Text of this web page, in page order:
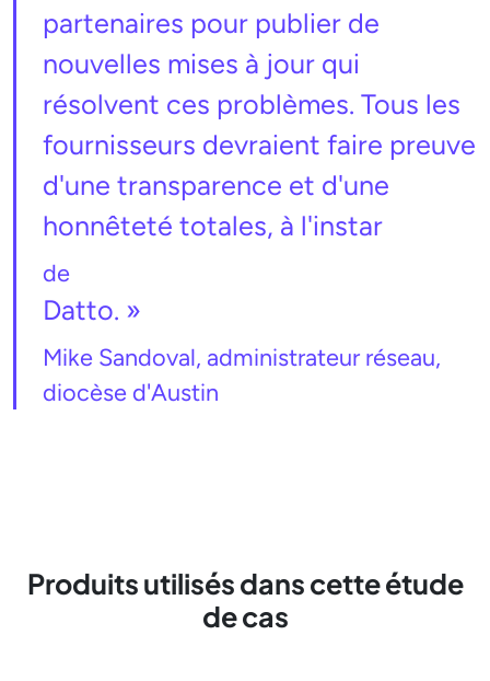
partenaires pour publier de
nouvelles mises à jour qui
résolvent ces problèmes. Tous les
fournisseurs devraient faire preuve
d'une transparence et d'une
honnêteté totales, à l'instar
de
Datto. »
Mike Sandoval, administrateur réseau,
diocèse d'Austin
Produits utilisés dans cette étude
de cas